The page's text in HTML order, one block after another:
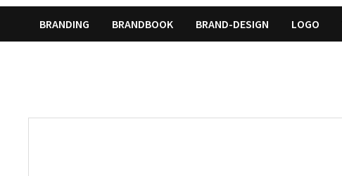
BRANDING BRANDBOOK BRAND-DESIGN LOGO